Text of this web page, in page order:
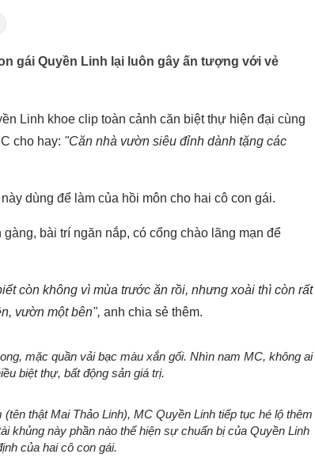
gái Quyền Linh lại luôn gây ấn tượng với vẻ
Linh khoe clip toàn cảnh căn biệt thự hiện đại cùng
cho hay: "Căn nhà vườn siêu đỉnh dành tặng các
dùng để làm của hồi môn cho hai cô con gái.
bài trí ngăn nắp, có cổng chào lãng mạn để
còn không vì mùa trước ăn rồi, nhưng xoài thì còn rất
vườn một bên", anh chia sẻ thêm.
mặc quần vải bạc màu xắn gối. Nhìn nam MC, không ai
biệt thự, bất động sản giá trị.
thật Mai Thảo Linh), MC Quyền Linh tiếp tục hé lộ thêm
khủng này phần nào thể hiện sự chuẩn bị của Quyền Linh
của hai cô con gái.